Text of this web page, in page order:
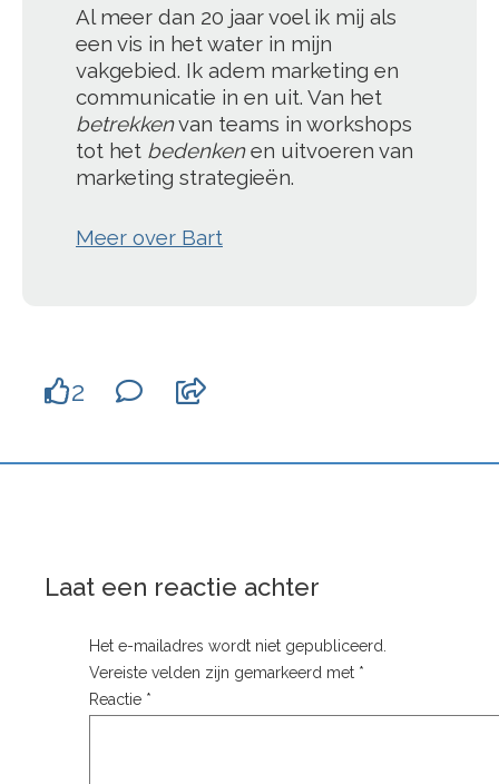
Al meer dan 20 jaar voel ik mij als
een vis in het water in mijn
vakgebied. Ik adem marketing en
communicatie in en uit. Van het
betrekkenvan teams in workshops
tot het bedenkenen uitvoeren van
marketing strategieën.
Meer over Bart
2
Laat een reactie achter
Het e-mailadres wordt niet gepubliceerd.
Vereiste velden zijn gemarkeerd met *
Reactie *